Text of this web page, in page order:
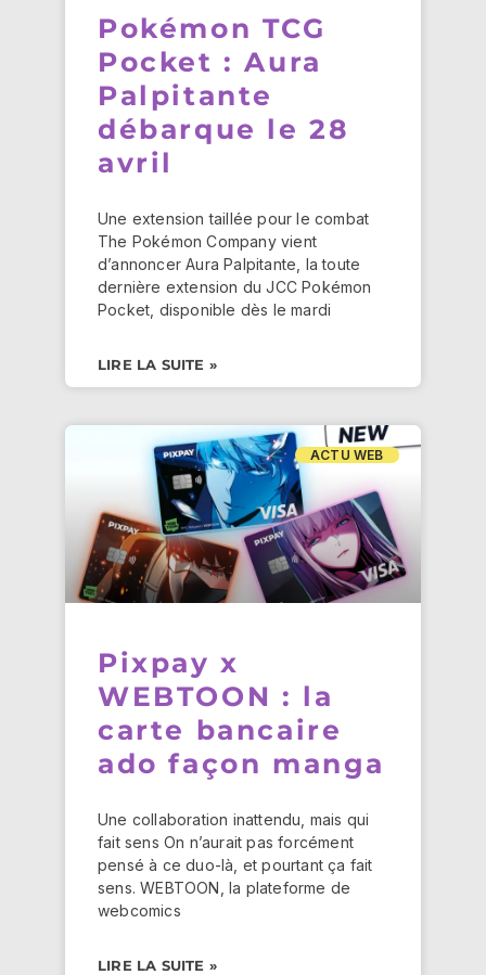
Pokémon TCG
Pocket : Aura
Palpitante
débarque le 28
avril
Une extension taillée pour le combat
The Pokémon Company vient
d’annoncer Aura Palpitante, la toute
dernière extension du JCC Pokémon
Pocket, disponible dès le mardi
LIRE LA SUITE »
ACTU WEB
Pixpay x
WEBTOON : la
carte bancaire
ado façon manga
Une collaboration inattendu, mais qui
fait sens On n’aurait pas forcément
pensé à ce duo-là, et pourtant ça fait
sens. WEBTOON, la plateforme de
webcomics
LIRE LA SUITE »